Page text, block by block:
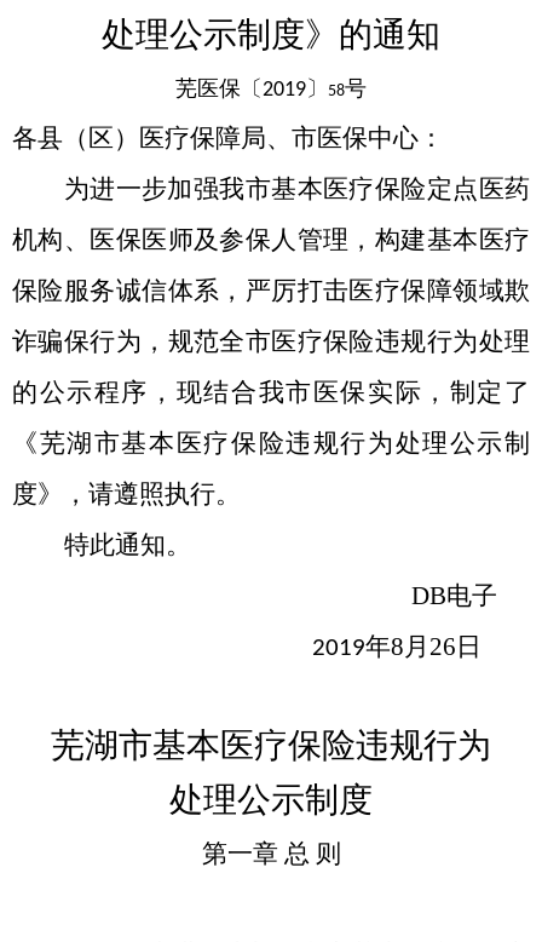
处理公示制度》的通知
芜医保〔 2019 〕 58号
各县（区）医疗保障局、市医保中心：
为进一步加强我市基本医疗保险定点医药
机构、医保医师及参保人管理，构建基本医疗
保险服务诚信体系，严厉打击医疗保障领域欺
诈骗保行为，规范全市医疗保险违规行为处理
的公示程序，现结合我市医保实际，制定了
《芜湖市基本医疗保险违规行为处理公示制
度》，请遵照执行。
特此通知。
DB电子
2019年8月 26 日
芜湖市基本医疗保险违规行为
处理公示制度
第一章 总 则